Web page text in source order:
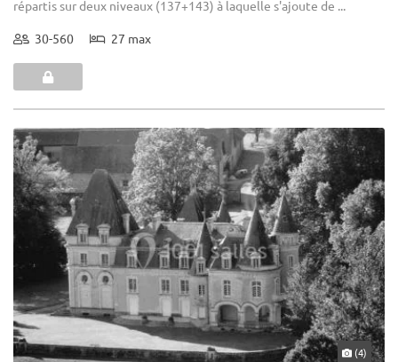
répartis sur deux niveaux (137+143) à laquelle s'ajoute de ...
30-560 27 max
(4)